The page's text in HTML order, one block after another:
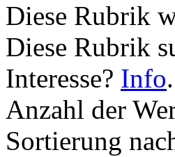
Diese Rubrik
Diese Rubrik
Interesse? Info.
Anzahl der
Sortierung